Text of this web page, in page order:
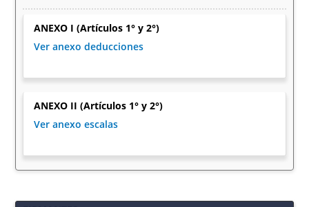
ANEXO I (Artículos 1° y 2°)
Ver anexo deducciones
ANEXO II (Artículos 1° y 2°)
Ver anexo escalas